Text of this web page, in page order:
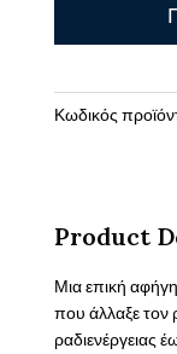
Ο
δρόμος
ποσότητα
Κωδικός
Product
Μια επική
που άλλαξε τον
ραδιενέργειας